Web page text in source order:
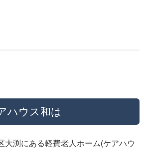
ウス和は
渕にある軽費老人ホーム(ケアハウ